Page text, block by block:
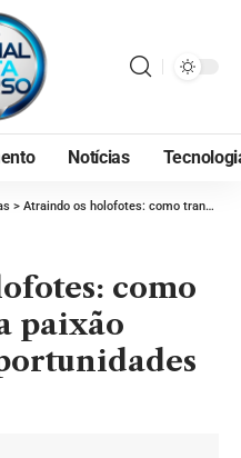
Notícias
> Atraindo os holofotes: como transformar sua paixão esportiva em oportunidades de patrocínio?
como
paixão